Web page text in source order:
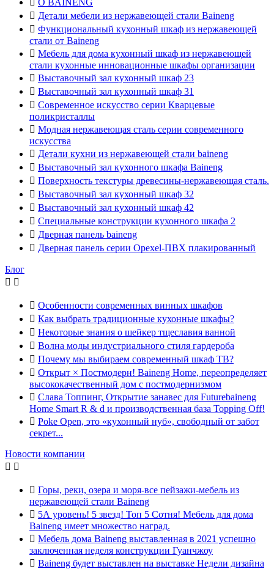
 О BAINENG
 Детали мебели из нержавеющей стали Baineng
 Функциональный кухонный шкаф из нержавеющей
стали от Baineng
 Мебель для дома кухонный шкаф из нержавеющей
стали кухонные инновационные шкафы организации
 Выставочный зал кухонный шкаф 23
 Выставочный зал кухонный шкаф 31
 Современное искусство серии Кварцевые
поликристаллы
 Модная нержавеющая сталь серии современного
искусства
 Детали кухни из нержавеющей стали baineng
 Выставочный зал кухонного шкафа Baineng
 Поверхность текстуры древесины-нержавеющая сталь.
 Выставочный зал кухонный шкаф 32
 Выставочный зал кухонный шкаф 42
 Специальные конструкции кухонного шкафа 2
 Дверная панель baineng
 Дверная панель серии Opexel-ПВХ плакированный
Блог
 
 Особенности современных винных шкафов
 Как выбрать традиционные кухонные шкафы?
 Некоторые знания о шейкер тщеславия ванной
 Волна моды индустриального стиля гардероба
 Почему мы выбираем современный шкаф ТВ?
 Открыт × Постмодерн! Baineng Home, переопределяет
высококачественный дом с постмодернизмом
 Слава Топпинг, Открытие занавес для Futurebaineng
Home Smart R & d и производственная база Topping Off!
 Poke Open, это «кухонный нуб», свободный от забот
секрет...
Новости компании
 
 Горы, реки, озера и моря-все пейзажи-мебель из
нержавеющей стали Baineng
 5А уровень! 5 звезд! Топ 5 Сотня! Мебель для дома
Baineng имеет множество наград.
 Мебель дома Baineng выставленная в 2021 успешно
заключенная неделя конструкции Гуанчжоу
 Baineng будет выставлен на выставке Недели дизайна